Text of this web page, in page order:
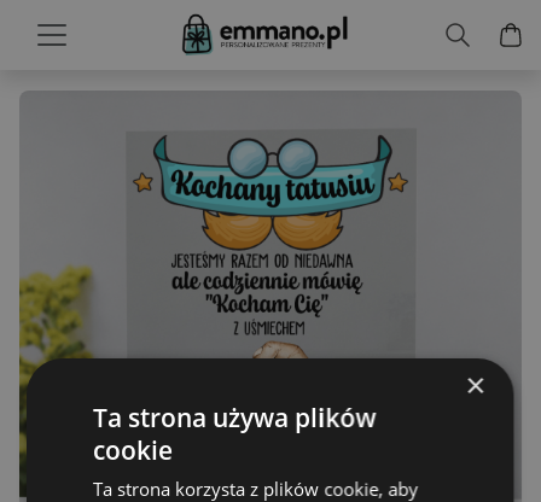
×
Ta strona używa plików
cookie
Ta strona korzysta z plików cookie, aby